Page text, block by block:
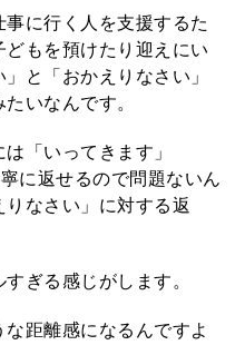
に行く人を支援するた
もを預けたり迎えにい
と「おかえりなさい」
いなんです。
「いってきます」
に返せるので問題ないん
なさい」に対する返
ぎる感じがします。
距離感になるんですよ